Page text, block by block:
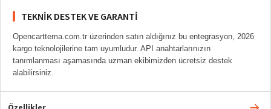
TEKNIK DESTEK VE GARANTI
Opencarttema.com.tr üzerinden satın aldığınız bu entegrasyon, 2026
kargo teknolojilerine tam uyumludur. API anahtarlarınızın
tanımlanması aşamasında uzman ekibimizden ücretsiz destek
alabilirsiniz.